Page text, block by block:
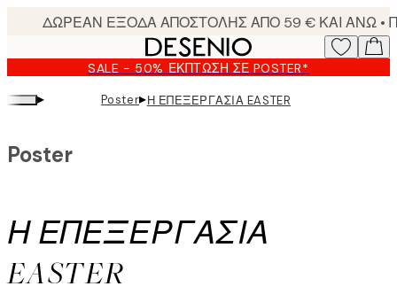
content.
SALE - 50% ΈΚΠΤΩΣΗ ΣΕ POSTER*
▸ Poster▸Η ΕΠΕΞΕΡΓΑΣΙΑ EASTER
Η ΕΠΕΞΕΡΓΑΣΙΑ
EASTER
Poster